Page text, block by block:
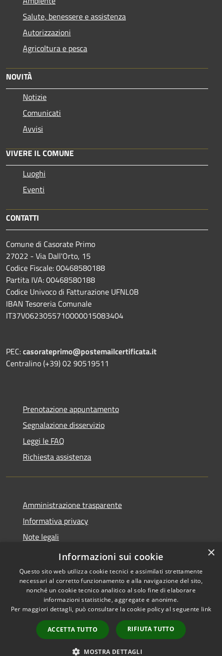
Salute, benessere e assistenza
Autorizzazioni
Agricoltura e pesca
NOVITÀ
Notizie
Comunicati
Avvisi
VIVERE IL COMUNE
Luoghi
Eventi
CONTATTI
Comune di Casorate Primo
27022 - Via Dall'Orto, 15
Codice Fiscale: 00468580188
Partita IVA: 00468580188
Codice Univoco di Fatturazione UFNL0B
IBAN Tesoreria Comunale
IT37V0623055710000015083404
PEC:casorateprimo@postemailcertificata.it
Centralino (+39) 02 90519511
Prenotazione appuntamento
Segnalazione disservizio
Leggi le FAQ
Richiesta assistenza
Amministrazione trasparente
Informativa privacy
Note legali
Dichiarazione di accessibilità
Accessibilità
Copyright © 2026 • Comune di
Casorate Primo • Powered by
Municipium•
Accesso
redazione
×
Informazioni sui cookie
Questo sito web utilizza cookie tecnici e assimilati strettamente
necessari al corretto funzionamento e alla navigazione del sito,
nonché un cookie tecnico analitico al solo fine di elaborare
informazioni statistiche, aggregate e anonime.
Per maggiori dettagli, può consultare la cookie policy al seguente link
ACCETTA TUTTO RIFIUTA TUTTO
MOSTRA DETTAGLI